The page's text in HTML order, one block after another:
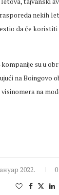
nekih
da će
su u
na Boingovo
na
2022.